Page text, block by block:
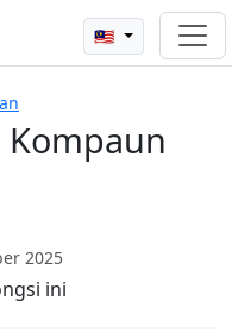
🇲🇾
Kompaun
2025
ini